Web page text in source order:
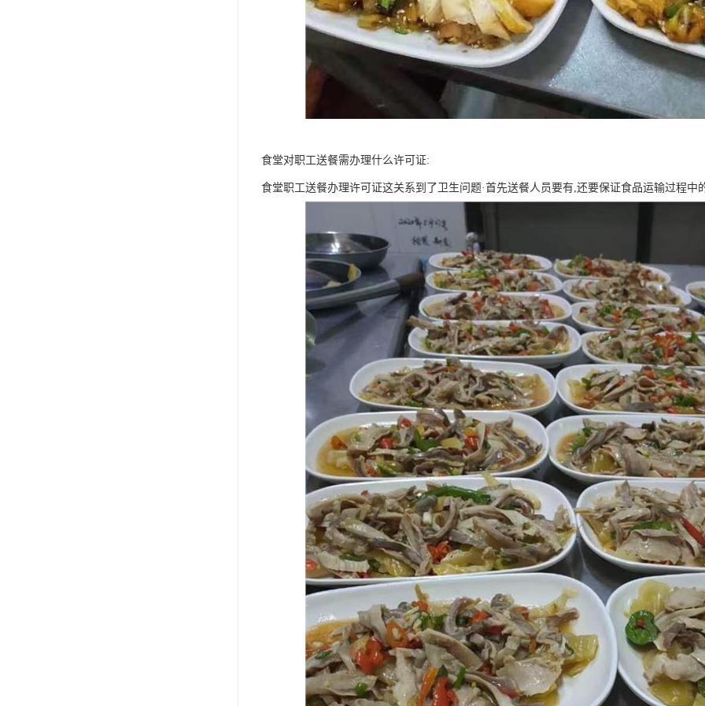
食堂对职工送餐需办理什么许可证:
食堂职工送餐办理许可证这关系到了卫生问题·首先送餐人员要有,还要保证食品运输过程中